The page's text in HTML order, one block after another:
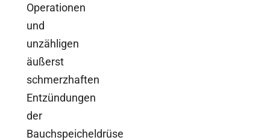
Operationen
und
unzähligen
äußerst
schmerzhaften
Entzündungen
der
Bauchspeicheldrüse